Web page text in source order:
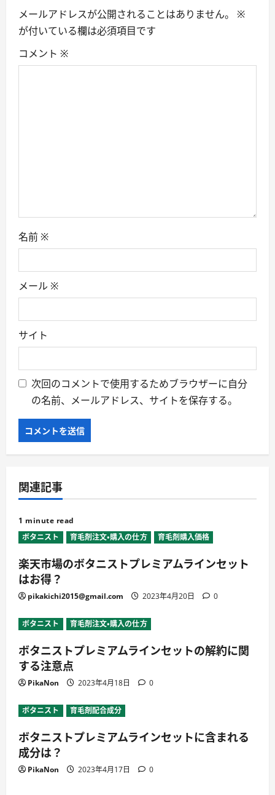
v
i
g
メールアドレスが公開されることはありません。
※
が付いている欄は必須項目です
コメント ※
名前 ※
メール ※
サイト
次回のコメントで使用するためブラウザーに自分
の名前、メールアドレス、サイトを保存する。
関連記事
1 minute read
ボタニスト
育毛剤注文・購入の仕方 育毛剤購入価格
楽天市場のボタニストプレミアムラインセット
はお得？
pikakichi2015@gmail.com 2023年4月20日 0
ボタニスト 育毛剤注文・購入の仕方
ボタニストプレミアムラインセットの解約に関
する注意点
PikaNon 2023年4月18日 0
ボタニスト 育毛剤配合成分
ボタニストプレミアムラインセットに含まれる
成分は？
PikaNon 2023年4月17日 0